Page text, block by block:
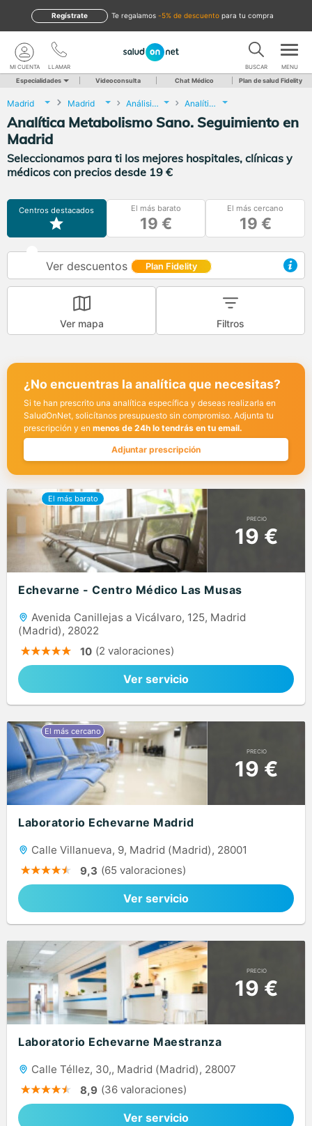
te regalamos -5% de descuento para tu compra
Regístrate
LLAMAR
MI CUENTA BUSCAR MENU
Especialidades Videoconsulta Chat Médico Plan de salud Fidelity
Madrid Madrid Análisis Clínicos Analítica Metabolismo Sano. Seguimiento
Analítica Metabolismo Sano. Seguimiento en
Madrid
Seleccionamos para ti los mejores hospitales, clínicas y
médicos con precios desde 19 €
Centros destacados El más barato
19 €
El más cercano
19 €
Ver descuentos Plan Fidelity
Ver mapa Filtros
¿No encuentras la analítica que necesitas?
Si te han prescrito una analítica específica y deseas realizarla en
SaludOnNet, solicítanos presupuesto sin compromiso. Adjunta tu
prescripción y en menos de 24h lo tendrás en tu email.
Adjuntar prescripción
PRECIO
19 €
Echevarne - Centro Médico Las Musas
Avenida Canillejas a Vicálvaro, 125, Madrid
(Madrid), 28022
10 (2 valoraciones)
Ver servicio
PRECIO
19 €
Laboratorio Echevarne Madrid
Calle Villanueva, 9, Madrid (Madrid), 28001
9,3 (65 valoraciones)
Ver servicio
PRECIO
19 €
Laboratorio Echevarne Maestranza
Calle Téllez, 30,, Madrid (Madrid), 28007
8,9 (36 valoraciones)
Ver servicio